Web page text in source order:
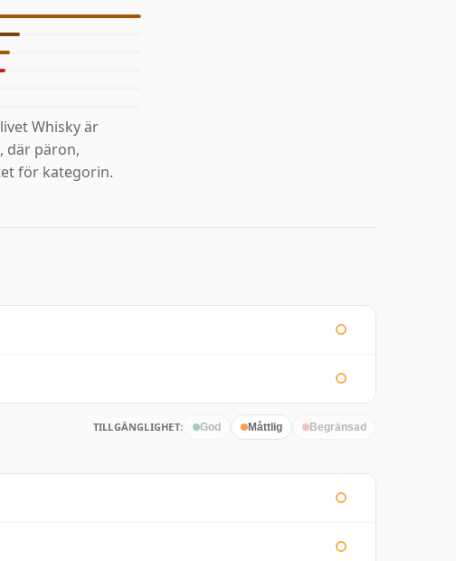
Whisky är
där päron,
för kategorin.
TILLGÄNGLIGHET: God Måttlig Begränsad